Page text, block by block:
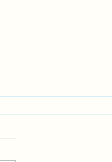
カフェ
フェ店やカフェを併設させ